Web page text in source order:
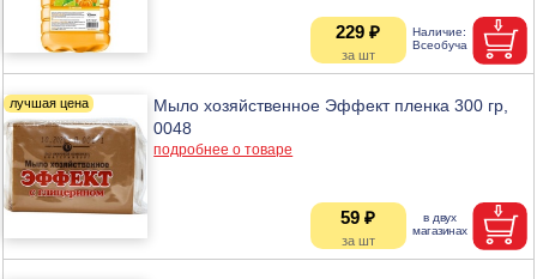
229 ₽
Мыло хозяйственное Эффект пленка 300 гр,
0048
подробнее о товаре
59 ₽